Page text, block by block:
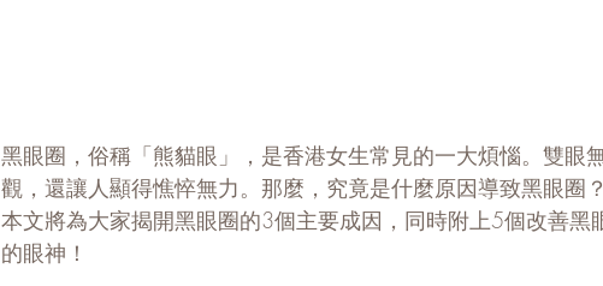
黑眼圈，俗稱「熊貓眼」，是香港女生常見的一大煩惱。雙眼
觀，還讓人顯得憔悴無力。那麼，究竟是什麼原因導致黑眼圈
本文將為大家揭開黑眼圈的3個主要成因，同時附上5個改善黑
的眼神！